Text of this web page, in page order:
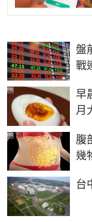
盤
戰
早
月
PR
腹
幾
PR
台